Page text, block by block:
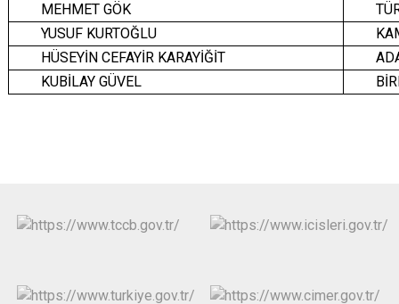
MEHMET GÖK
YUSUF KURTOĞLU
HÜSEYİN CEFAYİR KARAYİĞİT
KUBİLAY GÜVEL